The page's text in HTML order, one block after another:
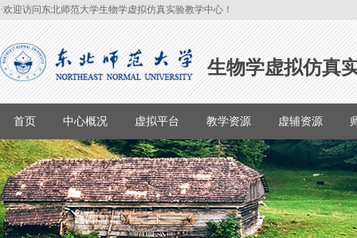
·欢迎访问东北师范大学生物学虚拟仿真实验教学中心！
生物学虚拟仿真
首页 中心概况 虚拟平台 教学资源 虚辅资源